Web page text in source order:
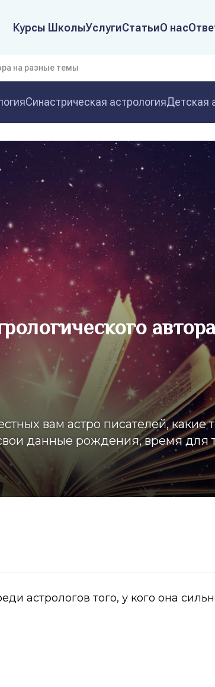
Курсы ШколыУслугиСтатьиО нас
на разные темы
Синастрическая астрологияДетская
вам астро писателей, какие
данные рождения, время для
астрологов того, у кого она